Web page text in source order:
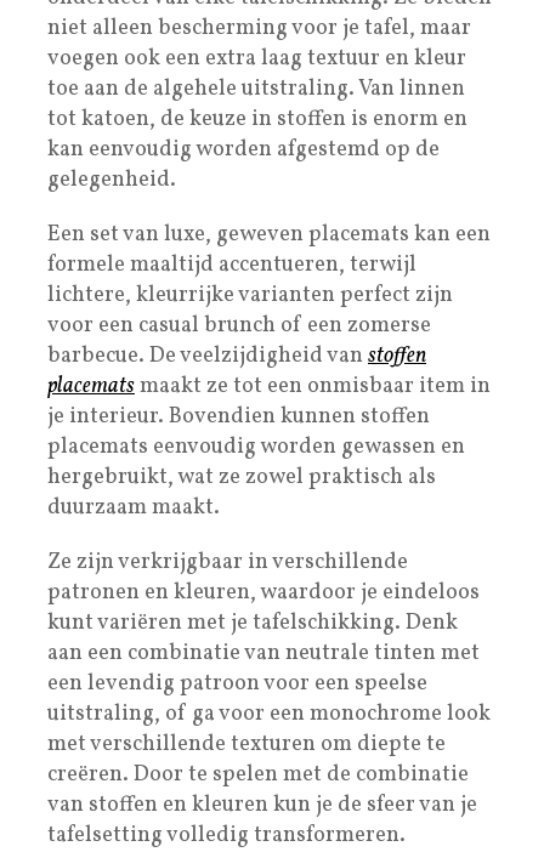
niet alleen bescherming voor je tafel, maar
voegen ook een extra laag textuur en kleur
toe aan de algehele uitstraling. Van linnen
tot katoen, de keuze in stoffen is enorm en
kan eenvoudig worden afgestemd op de
gelegenheid.
Een set van luxe, geweven placemats kan een
formele maaltijd accentueren, terwijl
lichtere, kleurrijke varianten perfect zijn
voor een casual brunch of een zomerse
barbecue. De veelzijdigheid van stoffen
placematsmaakt ze tot een onmisbaar item in
je interieur. Bovendien kunnen stoffen
placemats eenvoudig worden gewassen en
hergebruikt, wat ze zowel praktisch als
duurzaam maakt.
Ze zijn verkrijgbaar in verschillende
patronen en kleuren, waardoor je eindeloos
kunt variëren met je tafelschikking. Denk
aan een combinatie van neutrale tinten met
een levendig patroon voor een speelse
uitstraling, of ga voor een monochrome look
met verschillende texturen om diepte te
creëren. Door te spelen met de combinatie
van stoffen en kleuren kun je de sfeer van je
tafelsetting volledig transformeren.